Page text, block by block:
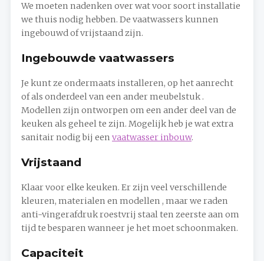
We moeten nadenken over wat voor soort installatie
we thuis nodig hebben. De vaatwassers kunnen
ingebouwd of vrijstaand zijn.
Ingebouwde vaatwassers
Je kunt ze ondermaats installeren, op het aanrecht
of als onderdeel van een ander meubelstuk .
Modellen zijn ontworpen om een ​​ander deel van de
keuken als geheel te zijn. Mogelijk heb je wat extra
sanitair nodig bij een vaatwasser inbouw.
Vrijstaand
Klaar voor elke keuken. Er zijn veel verschillende
kleuren, materialen en modellen , maar we raden
anti-vingerafdruk roestvrij staal ten zeerste aan om
tijd te besparen wanneer je het moet schoonmaken.
Capaciteit